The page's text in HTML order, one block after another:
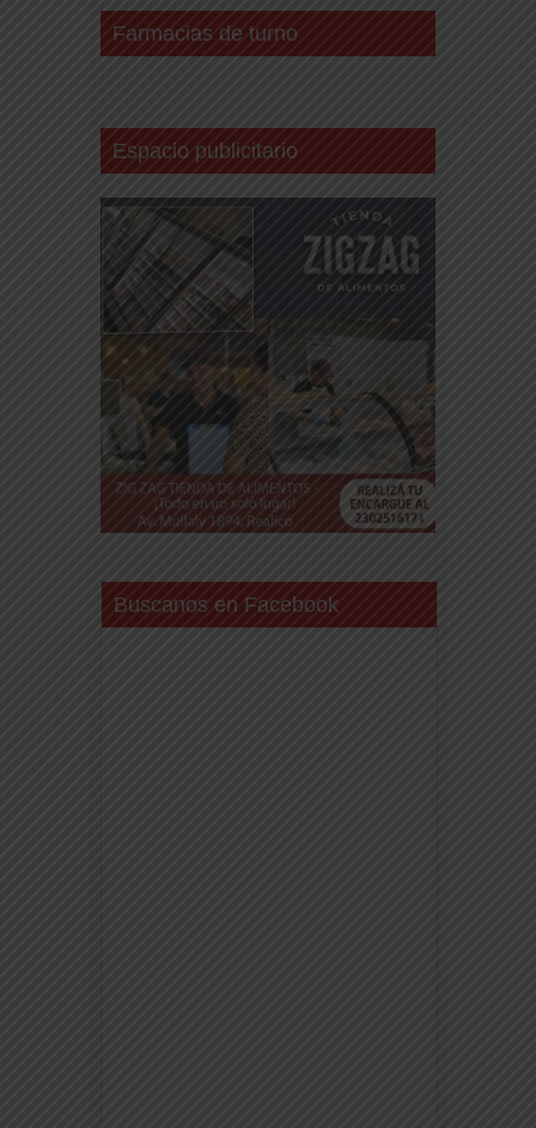
Farmacias de turno
Espacio publicitario
Buscanos en Facebook